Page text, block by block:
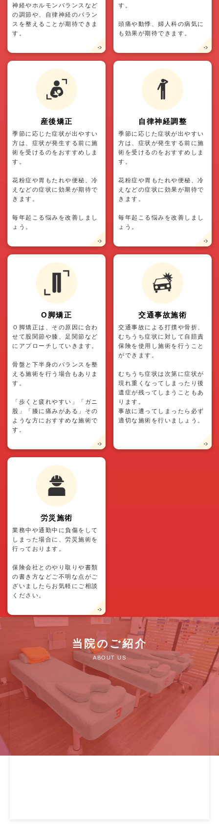
神経やホルモンバランスなど
の調節や、自律神経のバラン
スを整えることが期待できま
す。
す。
頭痛や動悸、婦人科の病気に
も効果が期待できます。
産後矯正
季節に応じた症状が出やすい
方は、症状が発生する前に施
術を受けるのをおすすめしま
す。
花粉症や胃もたれや便秘、冷
えなどの症状に効果が期待で
きます。
毎年起こる悩みを改善しまし
ょう。
自律神経調整
季節に応じた症状が出やすい
方は、症状が発生する前に施
術を受けるのをおすすめしま
す。
花粉症や胃もたれや便秘、冷
えなどの症状に効果が期待で
きます。
毎年起こる悩みを改善しまし
ょう。
O脚矯正
Ｏ脚矯正は、その原因に合わ
せて股関節や膝、足関節など
にアプローチしていきます。
骨盤と下半身のバランスを整
える施術を行う場合もありま
す。
「歩くと疲れやすい」「ガニ
股」「膝に痛みがある」その
ような方におすすめな施術で
す。
交通事故施術
交通事故による打撲や骨折、
むちうち症状に対して自賠責
保険を使用し施術を行うこと
ができます。
むちうち症状は次第に症状が
現れ重くなってしまったり後
遺症が残ってしまうこともあ
ります。
事故に遭ってしまったら必ず
適切な施術を行いましょう。
労災施術
業務中や通勤中に負傷をして
しまった場合に、労災施術を
行っております。
保険会社とのやり取りや書類
の書き方などご不明な点がご
ざいましたらお気軽にご相談
ください。
当院のご紹介
ABOUT US